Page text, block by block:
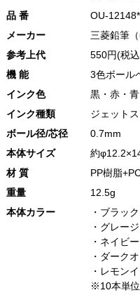
品 番
OU-12148*
メーカー
三菱鉛筆（
参考上代
550円(税
機 能
3色ボール
インク色
黒・赤・青
インク種類
ジェット
ボール径/芯径
0.7mm
本体サイズ
約
材 質
PP樹脂
重量
12.5g
本体カラー
・ブラック
・グレージ
・ネイビー
・ダーク
・レモン
※10本単位